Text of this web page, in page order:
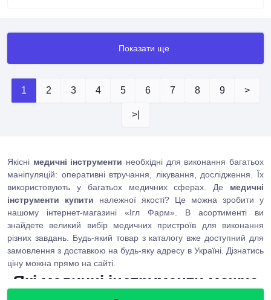
Показати ще
1 2 3 4 5 6 7 8 9 >
>|
Якісні медичні інструменти необхідні для виконання багатьох
маніпуляцій: оперативні втручання, лікування, дослідження. Їх
використовують у багатьох медичних сферах. Де медичні
інструменти купити належної якості? Це можна зробити у
нашому інтернет-магазині «Ігл Фарм». В асортименті ви
знайдете великий вибір медичних пристроїв для виконання
різних завдань. Будь-який товар з каталогу вже доступний для
замовлення з доставкою на будь-яку адресу в Україні. Дізнатись
ціну можна прямо на сайті.
Які медичні інструменти можна